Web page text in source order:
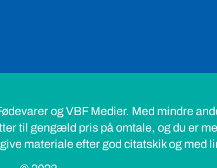
og VBF Medier. Med mindre
til gengæld pris på omtale, og du er
materiale efter god citatskik og med